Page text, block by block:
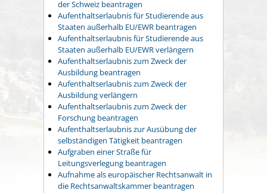
der Schweiz beantragen
Aufenthaltserlaubnis für Studierende aus
Staaten außerhalb EU/EWR beantragen
Aufenthaltserlaubnis für Studierende aus
Staaten außerhalb EU/EWR verlängern
Aufenthaltserlaubnis zum Zweck der
Ausbildung beantragen
Aufenthaltserlaubnis zum Zweck der
Ausbildung verlängern
Aufenthaltserlaubnis zum Zweck der
Forschung beantragen
Aufenthaltserlaubnis zur Ausübung der
selbständigen Tätigkeit beantragen
Aufgraben einer Straße für
Leitungsverlegung beantragen
Aufnahme als europäischer Rechtsanwalt in
die Rechtsanwaltskammer beantragen